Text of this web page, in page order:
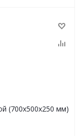
(700х500х250 мм)